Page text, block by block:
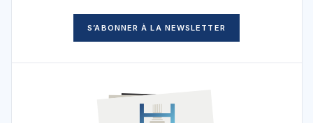
S’ABONNER À LA NEWSLETTER